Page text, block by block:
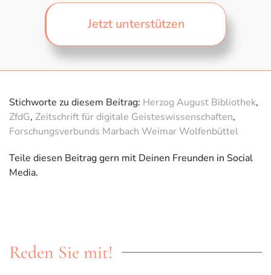
Jetzt unterstützen
Stichworte zu diesem Beitrag: Herzog August Bibliothek,
ZfdG, Zeitschrift für digitale Geisteswissenschaften,
Forschungsverbunds Marbach Weimar Wolfenbüttel
Teile diesen Beitrag gern mit Deinen Freunden in Social
Media.
Reden Sie mit!